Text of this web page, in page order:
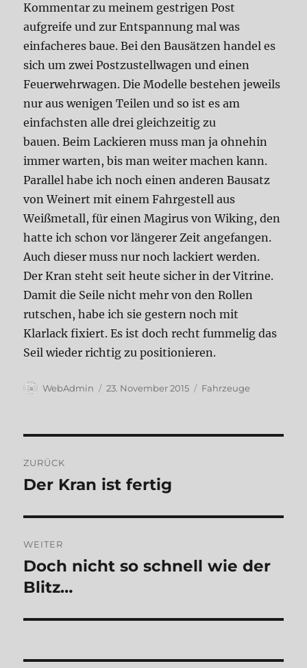
Kommentar zu meinem gestrigen Post
aufgreife und zur Entspannung mal was
einfacheres baue. Bei den Bausätzen handel es
sich um zwei Postzustellwagen und einen
Feuerwehrwagen. Die Modelle bestehen jeweils
nur aus wenigen Teilen und so ist es am
einfachsten alle drei gleichzeitig zu
bauen. Beim Lackieren muss man ja ohnehin
immer warten, bis man weiter machen kann.
Parallel habe ich noch einen anderen Bausatz
von Weinert mit einem Fahrgestell aus
Weißmetall, für einen Magirus von Wiking, den
hatte ich schon vor längerer Zeit angefangen.
Auch dieser muss nur noch lackiert werden.
Der Kran steht seit heute sicher in der Vitrine.
Damit die Seile nicht mehr von den Rollen
rutschen, habe ich sie gestern noch mit
Klarlack fixiert. Es ist doch recht fummelig das
Seil wieder richtig zu positionieren.
Autor
WebAdmin
Veröffentlicht
23. November 2015 Kategorien
Fahrzeuge
ZURÜCK
Vorheriger
Der Kran ist fertig
WEITER
Nächster
Beitrag:
Doch nicht so schnell wie der
Blitz…